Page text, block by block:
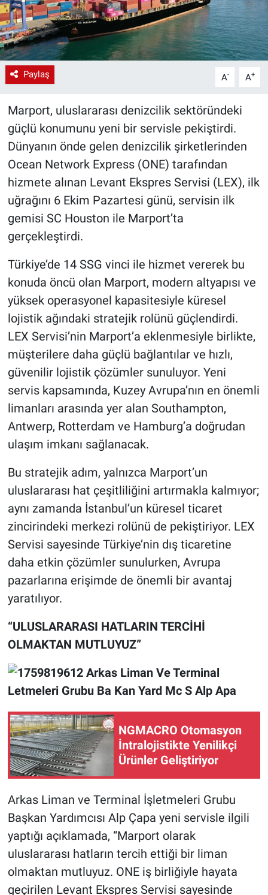
Paylaş A- A+
Marport, uluslararası denizcilik sektöründeki
güçlü konumunu yeni bir servisle pekiştirdi.
Dünyanın önde gelen denizcilik şirketlerinden
Ocean Network Express (ONE) tarafından
hizmete alınan Levant Ekspres Servisi (LEX), ilk
uğrağını 6 Ekim Pazartesi günü, servisin ilk
gemisi SC Houston ile Marport’ta
gerçekleştirdi.
Türkiye’de 14 SSG vinci ile hizmet vererek bu
konuda öncü olan Marport, modern altyapısı ve
yüksek operasyonel kapasitesiyle küresel
lojistik ağındaki stratejik rolünü güçlendirdi.
LEX Servisi’nin Marport’a eklenmesiyle birlikte,
müşterilere daha güçlü bağlantılar ve hızlı,
güvenilir lojistik çözümler sunuluyor. Yeni
servis kapsamında, Kuzey Avrupa’nın en önemli
limanları arasında yer alan Southampton,
Antwerp, Rotterdam ve Hamburg’a doğrudan
ulaşım imkanı sağlanacak.
Bu stratejik adım, yalnızca Marport’un
uluslararası hat çeşitliliğini artırmakla kalmıyor;
aynı zamanda İstanbul’un küresel ticaret
zincirindeki merkezi rolünü de pekiştiriyor. LEX
Servisi sayesinde Türkiye’nin dış ticaretine
daha etkin çözümler sunulurken, Avrupa
pazarlarına erişimde de önemli bir avantaj
yaratılıyor.
“ULUSLARARASI HATLARIN TERCİHİ
OLMAKTAN MUTLUYUZ”
NGMACRO Otomasyon
İntralojistikte Yenilikçi
Ürünler Geliştiriyor
Arkas Liman ve Terminal İşletmeleri Grubu
Başkan Yardımcısı Alp Çapa yeni servisle ilgili
yaptığı açıklamada, “Marport olarak
uluslararası hatların tercih ettiği bir liman
olmaktan mutluyuz. ONE iş birliğiyle hayata
geçirilen Levant Ekspres Servisi sayesinde